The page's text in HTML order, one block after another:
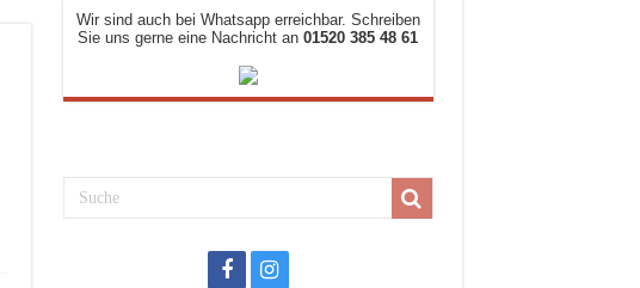
Wir sind auch bei Whatsapp erreichbar. Schreiben
Sie uns gerne eine Nachricht an 01520 385 48 61